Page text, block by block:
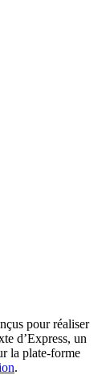
pour réaliser
d’Express, un
la plate-forme
.